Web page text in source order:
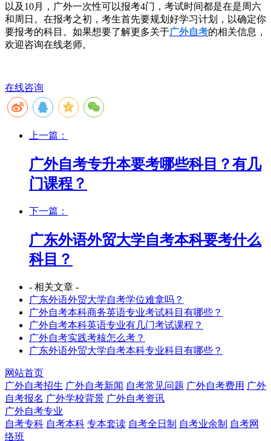
以及 10月，广外一次性可以报考4门，考试时间都是在是周六
和周日。在报考之初，考生首先要规划好学习计划，以确定你
要报考的科目。如果想要了解更多关于广外自考的相关信息，
欢迎咨询在线老师。
在线咨询
上一篇：
广外自考专升本要考哪些科目？有几
门课程？
下一篇：
广东外语外贸大学自考本科要考什么
科目？
- 相关文章 -
广东外语外贸大学自考学位难拿吗？
广外自考本科商务英语专业考试科目有哪些？
广外自考本科英语专业有几门考试课程？
广外自考实践考核怎么考？
广东外语外贸大学自考本科专业科目有哪些？
网站首页
广外自考招生 广外自考新闻 自考常见问题 广外自考费用 广外
自考报名 广外学校背景 广外自考资讯
广外自考专业
自考专科 自考本科 专本套读 自考全日制 自考业余制 自考网
络班